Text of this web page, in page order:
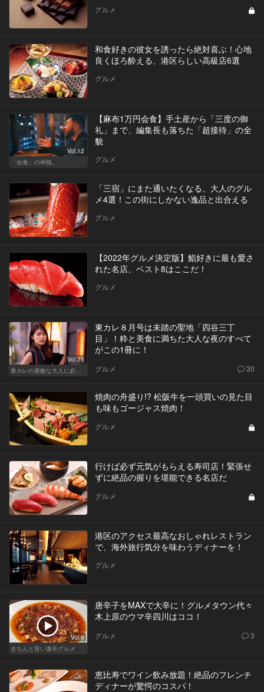
グルメ
和食好きの彼女を誘ったら絶対喜ぶ！心地
良くほろ酔える、港区らしい高級店6選
グルメ
Vol.12
「会食」の神髄。
【麻布1万円会食】手土産から「三度の御
礼」まで、編集長も落ちた「超接待」の全
貌
グルメ
「三宿」にまた通いたくなる、大人のグル
メ4選！この街にしかない逸品と出合える
グルメ
【2022年グルメ決定版】鮨好きに最も愛さ
れた名店、ベスト8はここだ！
グルメ
Vol.75
東カレ８月号は未踏の聖地「四谷三丁
目」！粋と美食に満ちた大人な夜のすべて
がこの1冊に！
グルメ 30
焼肉の舟盛り!? 松阪牛を一頭買いの見た目
も味もゴージャス焼肉！
グルメ
行けば必ず元気がもらえる寿司店！緊張せ
ずに絶品の握りを堪能できる名店だ
グルメ
港区のアクセス最高なおしゃれレストラン
で、海外旅行気分を味わうディナーを！
グルメ
Vol.6
きちんと旨い激辛グルメ
唐辛子をMAXで大辛に！グルメタウン代々
木上原のウマ辛四川はココ！
グルメ 3
恵比寿でワイン飲み放題！絶品のフレンチ
ディナーが驚愕のコスパ！